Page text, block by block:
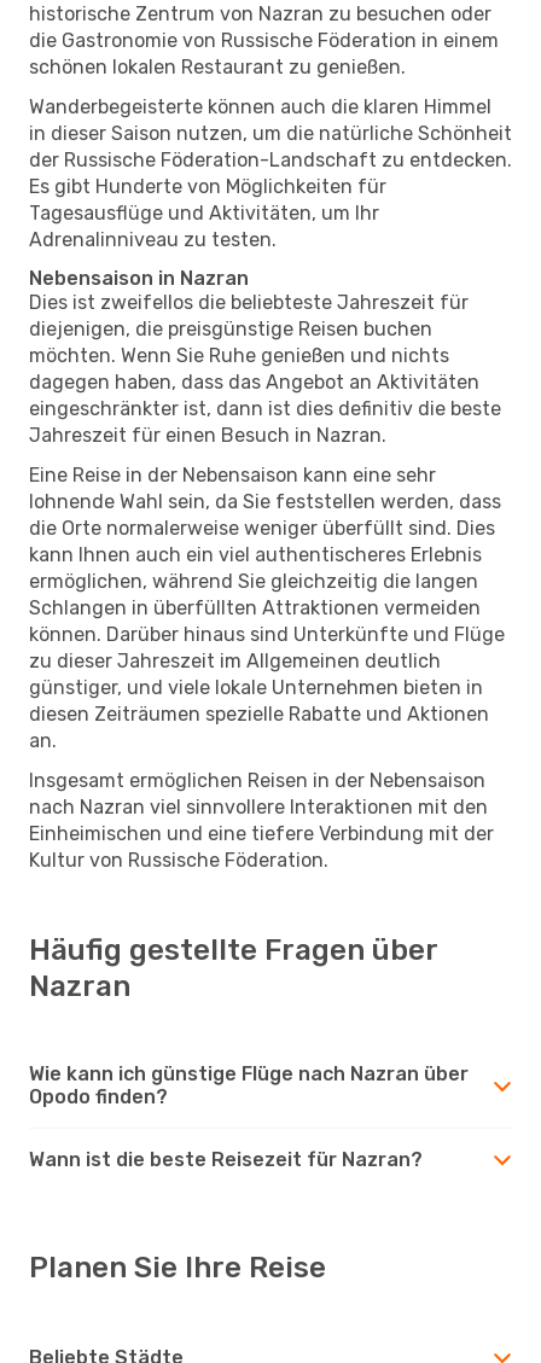
historische Zentrum von Nazran zu besuchen oder
die Gastronomie von Russische Föderation in einem
schönen lokalen Restaurant zu genießen.
Wanderbegeisterte können auch die klaren Himmel
in dieser Saison nutzen, um die natürliche Schönheit
der Russische Föderation-Landschaft zu entdecken.
Es gibt Hunderte von Möglichkeiten für
Tagesausflüge und Aktivitäten, um Ihr
Adrenalinniveau zu testen.
Nebensaison in Nazran
Dies ist zweifellos die beliebteste Jahreszeit für
diejenigen, die preisgünstige Reisen buchen
möchten. Wenn Sie Ruhe genießen und nichts
dagegen haben, dass das Angebot an Aktivitäten
eingeschränkter ist, dann ist dies definitiv die beste
Jahreszeit für einen Besuch in Nazran.
Eine Reise in der Nebensaison kann eine sehr
lohnende Wahl sein, da Sie feststellen werden, dass
die Orte normalerweise weniger überfüllt sind. Dies
kann Ihnen auch ein viel authentischeres Erlebnis
ermöglichen, während Sie gleichzeitig die langen
Schlangen in überfüllten Attraktionen vermeiden
können. Darüber hinaus sind Unterkünfte und Flüge
zu dieser Jahreszeit im Allgemeinen deutlich
günstiger, und viele lokale Unternehmen bieten in
diesen Zeiträumen spezielle Rabatte und Aktionen
an.
Insgesamt ermöglichen Reisen in der Nebensaison
nach Nazran viel sinnvollere Interaktionen mit den
Einheimischen und eine tiefere Verbindung mit der
Kultur von Russische Föderation.
Häufig gestellte Fragen über
Nazran
Wie kann ich günstige Flüge nach Nazran über
Opodo finden?
Wann ist die beste Reisezeit für Nazran?
Planen Sie Ihre Reise
Beliebte Städte